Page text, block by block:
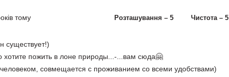
тому Розташування – 5 Чистота – 5
существует!)
хотите пожить в лоне природы...-...вам сюда🤗
совмещается с проживанием со всеми удобствами)